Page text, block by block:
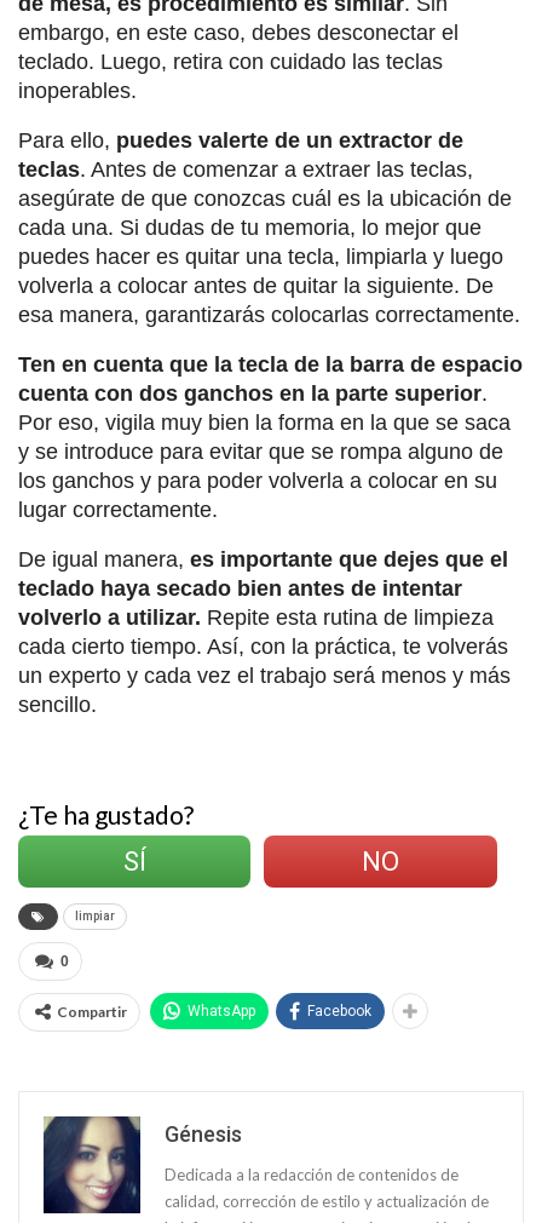
embargo, en este caso, debes desconectar el
teclado. Luego, retira con cuidado las teclas
inoperables.
Para ello, puedes valerte de un extractor de
teclas. Antes de comenzar a extraer las teclas,
asegúrate de que conozcas cuál es la ubicación de
cada una. Si dudas de tu memoria, lo mejor que
puedes hacer es quitar una tecla, limpiarla y luego
volverla a colocar antes de quitar la siguiente. De
esa manera, garantizarás colocarlas correctamente.
Ten en cuenta que la tecla de la barra de espacio
cuenta con dos ganchos en la parte superior.
Por eso, vigila muy bien la forma en la que se saca
y se introduce para evitar que se rompa alguno de
los ganchos y para poder volverla a colocar en su
lugar correctamente.
De igual manera, es importante que dejes que el
teclado haya secado bien antes de intentar
volverlo a utilizar. Repite esta rutina de limpieza
cada cierto tiempo. Así, con la práctica, te volverás
un experto y cada vez el trabajo será menos y más
sencillo.
¿Te ha gustado?
SÍ
NO
limpiar
0
Compartir WhatsApp Facebook
Génesis
Dedicada a la redacción de contenidos de
calidad, corrección de estilo y actualización de